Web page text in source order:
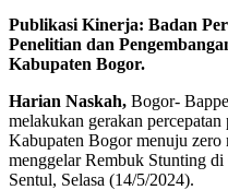
Publikasi Kinerja: Badan
Penelitian dan
Kabupaten Bogor.
Harian Naskah, Bogor-
melakukan gerakan
Kabupaten Bogor menuju zero
menggelar Rembuk Stunting
Sentul, Selasa (14/5/2024).